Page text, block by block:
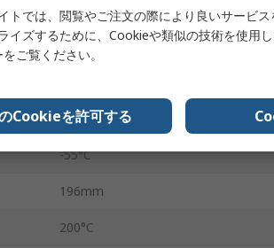
±5 %
巻線
ねじ
-55°C
196mm
200°C
トでは、閲覧やご注文の際により良いサービ
イズするために、Cookieや類似の技術を使用し
をご覧ください。
Cookieを許可する